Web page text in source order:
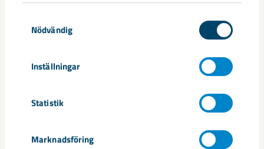
Nödvändig
Inställningar
Statistik
Marknadsföring
Taggar